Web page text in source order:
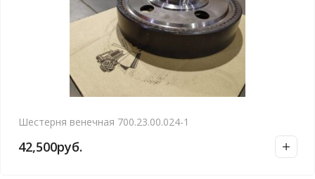
Шестерня венечная 700.23.00.024-1
42,500руб.